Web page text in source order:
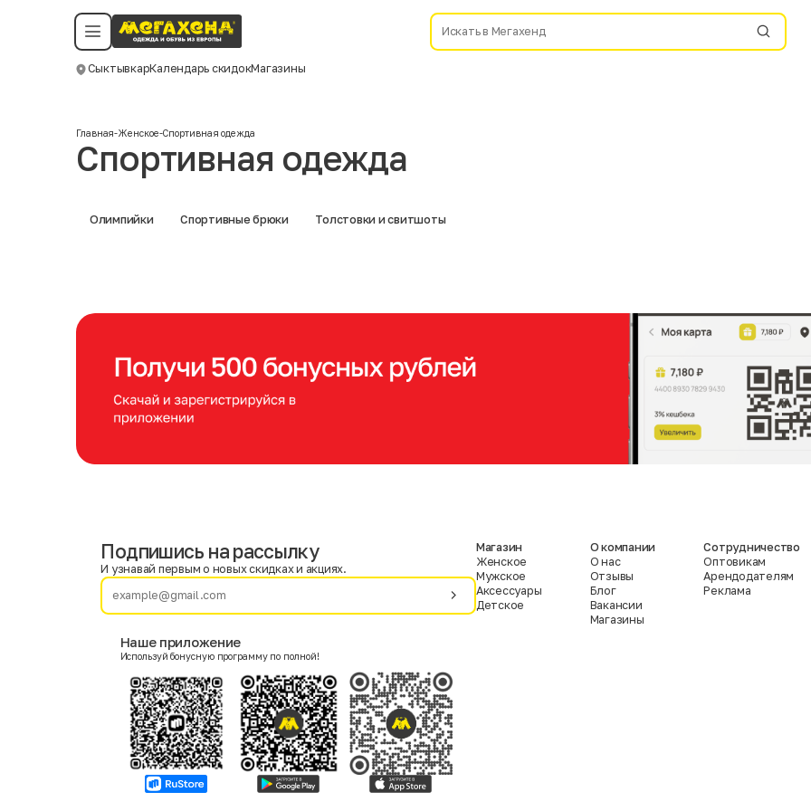
СыктывкарКалендарь скидокМагазины
Политика конфиденциальности
©️ Мегахенд 2026. Все права защищены.
Смотреть все даты
Главная-Женское-Спортивная одежда
Спортивная одежда
Олимпийки Спортивные брюки Толстовки и свитшоты
Фамилия
Женский
Согласие на получение чеков по электронной почте
Москва
Подпишись на рассылку
И узнавай первым о новых скидках и акциях.
Наше приложение
Используй бонусную программу по полной!
Магазин
Женское
Мужское
Аксессуары
Детское
О компании
О нас
Отзывы
Блог
Вакансии
Магазины
Сотрудничество
Оптовикам
Арендодателям
Реклама